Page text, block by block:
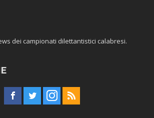
dei campionati dilettantistici calabresi.